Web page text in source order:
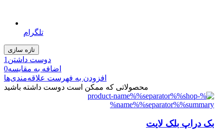
تلگرام
دوست داشتن 1
اضافه به مقایسه0
افزودن به فهرست علاقه‌مندی‌ها
محصولاتی که ممکن است دوست داشته باشید
بک دراپ بلک لایت